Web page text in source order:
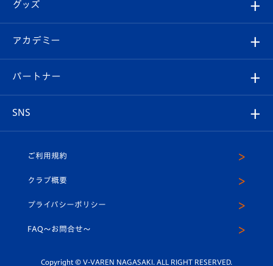
チケット
イベント
メディア
ホームタウン
スタッフプロフィール
マスコット紹介
平和祈念活動
ホームタウン活動
Revive Team
ヴィヴィくんの長崎おもてなしガイド
フォトギャラリー
スタジアムグルメ
V-LOVERS（ファンクラブ）
プレイヤーズスイート
グッズ
オンラインショップ
店舗情報
アカデミー
育成からのお知らせ
U-18
スクール
パートナー
SNS
ヴィヴィくんインスタグラム
公式LINE＠
ご利用規約
クラブ概要
プライバシーポリシー
FAQ〜お問合せ〜
Copyright © V-VAREN NAGASAKI. ALL RIGHT RESERVED.